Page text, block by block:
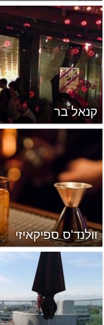
קנאל בר
וולנד'ס ספיקאיזי